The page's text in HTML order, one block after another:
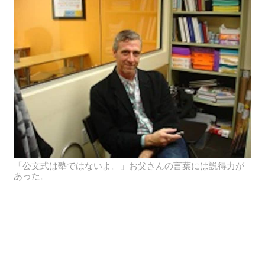
「公文式は塾ではないよ。」お父さんの言葉には説得力が
あった。